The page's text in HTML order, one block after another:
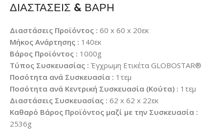
ΔΙΑΣΤΑΣΕΙΣ & ΒΑΡΗ
Διαστάσεις Προϊόντος : 60 x 60 x 20εκ
Μήκος Ανάρτησης : 140εκ
Βάρος Προϊόντος : 1000g
Τύπος Συσκευασίας : Έγχρωμη Ετικέτα GLOBOSTAR®
Ποσότητα ανά Συσκευασία : 1τεμ
Ποσότητα ανά Κεντρική Συσκευασία (Κούτα) : 1τεμ
Διαστάσεις Συσκευασίας : 62 x 62 x 22εκ
Καθαρό Βάρος Προϊόντος μαζί με την Συσκευασία :
2536g